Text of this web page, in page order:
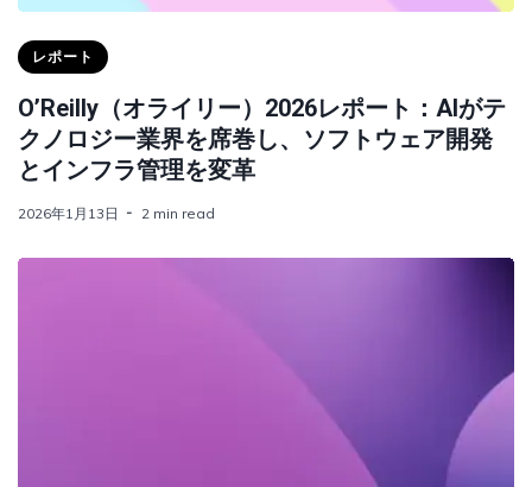
レポート
O’Reilly（オライリー）2026レポート：AIがテ
クノロジー業界を席巻し、ソフトウェア開発
とインフラ管理を変革
2026年1月13日 2 min read